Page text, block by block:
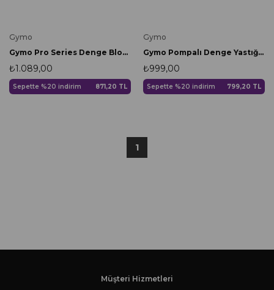
Gymo
Gymo Pro Series Denge Bloğu Siyah
₺1.089,00
Sepette %20 indirim 871,20 TL
Gymo
Gymo Pompalı Denge Yastığı Balance Disk Denge Pedi 33cm Nane Yeşili
₺999,00
Sepette %20 indirim 799,20 TL
1
Müşteri Hizmetleri